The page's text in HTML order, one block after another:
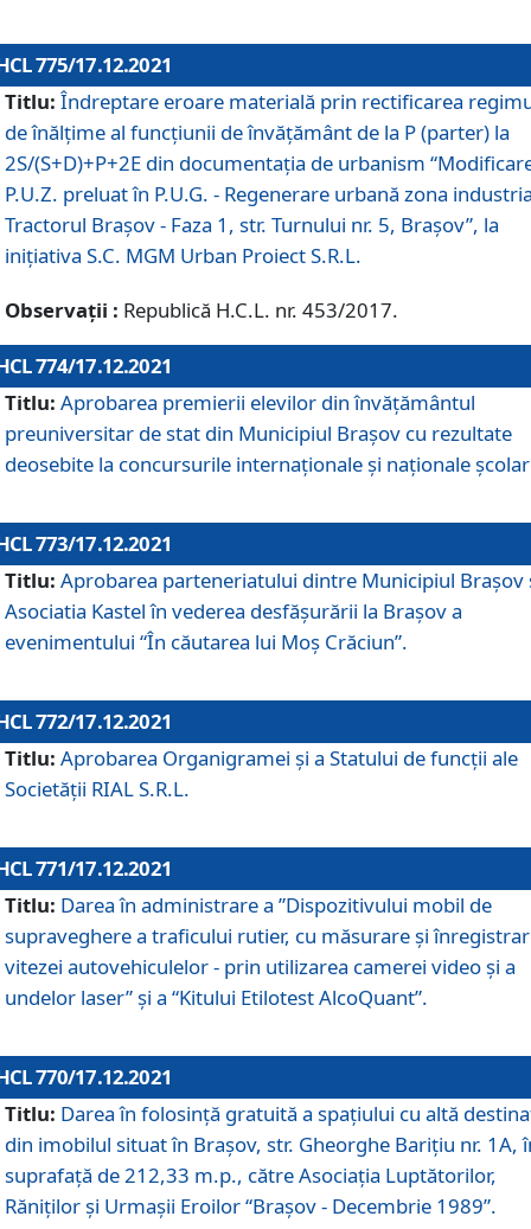
775/17.12.2021
Titlu: Îndreptare eroare materială prin rectificarea
de înălţime al funcţiunii de învăţământ de la P (parter) la
2S/(S+D)+P+2E din documentaţia de urbanism
P.U.Z. preluat în P.U.G. - Regenerare urbană zona
Tractorul Braşov - Faza 1, str. Turnului nr. 5, Braşov”, la
iniţiativa S.C. MGM Urban Proiect S.R.L.
Observații : Republică H.C.L. nr. 453/2017.
774/17.12.2021
Titlu: Aprobarea premierii elevilor din învățământul
preuniversitar de stat din Municipiul Brașov cu rezultate
deosebite la concursurile internaționale și naționale
773/17.12.2021
Titlu: Aprobarea parteneriatului dintre Municipiul Brașov
Asociatia Kastel în vederea desfăşurării la Brașov a
evenimentului “În căutarea lui Moș Crăciun”.
772/17.12.2021
Titlu: Aprobarea Organigramei şi a Statului de funcţii ale
Societăţii RIAL S.R.L.
771/17.12.2021
Titlu: Darea în administrare a ”Dispozitivului mobil de
supraveghere a traficului rutier, cu măsurare și
vitezei autovehiculelor - prin utilizarea camerei video și a
undelor laser” și a “Kitului Etilotest AlcoQuant”.
770/17.12.2021
Titlu: Darea în folosinţă gratuită a spaţiului cu altă
din imobilul situat în Braşov, str. Gheorghe Bariţiu nr. 1A,
suprafaţă de 212,33 m.p., către Asociaţia Luptătorilor,
Răniţilor şi Urmaşii Eroilor “Braşov - Decembrie 1989”.